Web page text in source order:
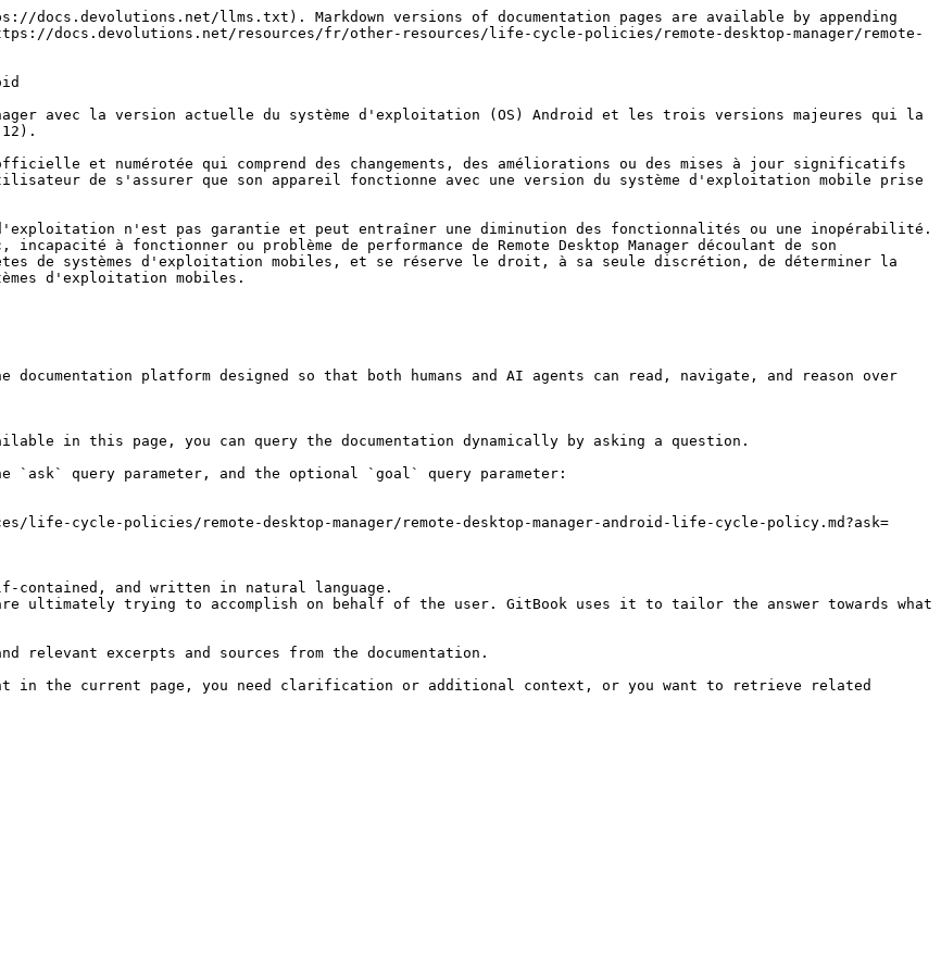
docs.devolutions.net/llms.txt). Markdown versions of documentation pages are available by appending
docs.devolutions.net/resources/fr/other-resources/life-cycle-policies/remote-desktop-manager/remote-
avec la version actuelle du système d'exploitation (OS) Android et les trois versions majeures qui la
et numérotée qui comprend des changements, des améliorations ou des mises à jour significatifs
de s'assurer que son appareil fonctionne avec une version du système d'exploitation mobile prise
n'est pas garantie et peut entraîner une diminution des fonctionnalités ou une inopérabilité.
à fonctionner ou problème de performance de Remote Desktop Manager découlant de son
de systèmes d'exploitation mobiles, et se réserve le droit, à sa seule discrétion, de déterminer la
d'exploitation mobiles.
platform designed so that both humans and AI agents can read, navigate, and reason over
in this page, you can query the documentation dynamically by asking a question.
`ask` query parameter, and the optional `goal` query parameter:
life-cycle-policies/remote-desktop-manager/remote-desktop-manager-android-life-cycle-policy.md?ask=
and written in natural language.
ultimately trying to accomplish on behalf of the user. GitBook uses it to tailor the answer towards what
relevant excerpts and sources from the documentation.
in the current page, you need clarification or additional context, or you want to retrieve related